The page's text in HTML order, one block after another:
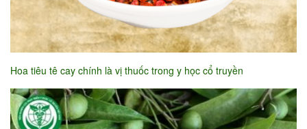
Hoa tiêu tê cay chính là vị thuốc trong y học cổ truyền